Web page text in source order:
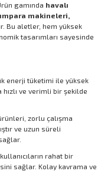
gamında havalı
makineleri,
Bu aletler, hem yüksek
tasarımları sayesinde
enerji tüketimi ile yüksek
ve verimli bir şekilde
zorlu çalışma
ve uzun süreli
rahat bir
sağlar. Kolay kavrama ve